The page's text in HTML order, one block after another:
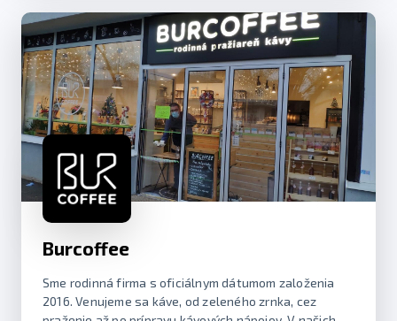
Burcoffee
Sme rodinná firma s oficiálnym dátumom založenia
2016. Venujeme sa káve, od zeleného zrnka, cez